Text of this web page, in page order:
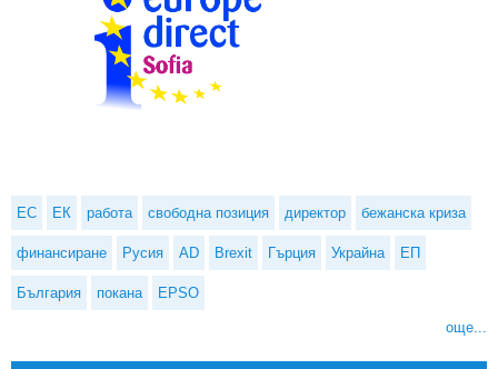
ЕС ЕК работа свободна позиция директор бежанска криза
финансиране Русия AD Brexit Гърция Украйна ЕП
България покана EPSO
още...